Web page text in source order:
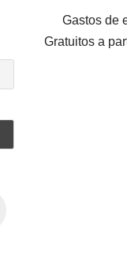
Gastos de
Gratuitos a